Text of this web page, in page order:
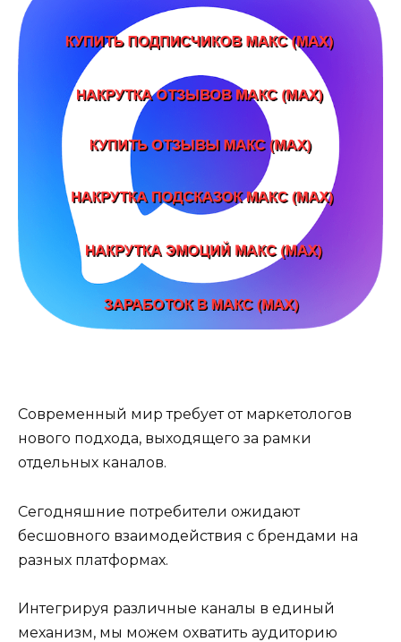
Современный мир требует от маркетологов
нового подхода, выходящего за рамки
отдельных каналов.
Сегодняшние потребители ожидают
бесшовного взаимодействия с брендами на
разных платформах.
Интегрируя различные каналы в единый
механизм, мы можем охватить аудиторию